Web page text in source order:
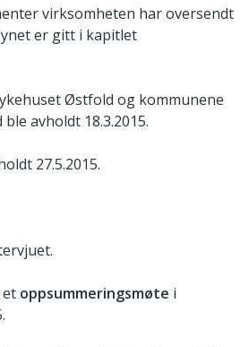
virksomheten har oversendt
er gitt i kapitlet
Østfold og kommunene
avholdt 18.3.2015.
27.5.2015.
oppsummeringsmøte i